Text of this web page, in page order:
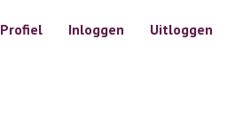
Profiel Inloggen Uitloggen